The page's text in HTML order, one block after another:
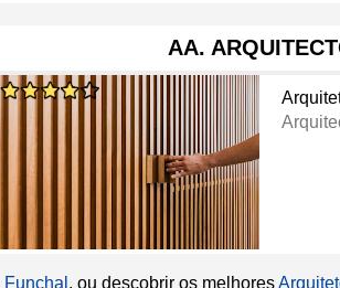
AA.
Funchal , ou descobrir os melhores